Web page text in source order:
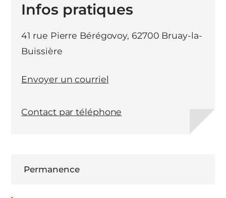
Infos pratiques
41 rue Pierre Bérégovoy, 62700 Bruay-la-
Buissière
Envoyer un courriel
Contact par téléphone
Permanence